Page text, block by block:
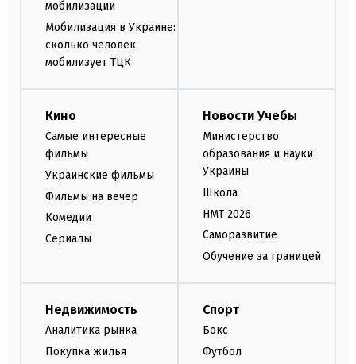
мобилизации
Мобилизация в Украине:
сколько человек
мобилизует ТЦК
Кино
Самые интересные
фильмы
Украинские фильмы
Фильмы на вечер
Комедии
Сериалы
Новости Учебы
Министерство
образования и науки
Украины
Школа
НМТ 2026
Саморазвитие
Обучение за границей
Недвижимость
Аналитика рынка
Покупка жилья
Спорт
Бокс
Футбол